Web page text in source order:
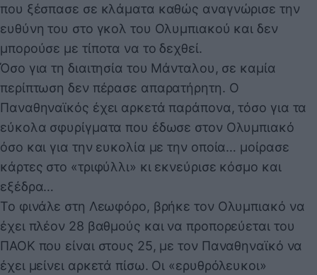
που ξέσπασε σε κλάματα καθώς αναγνώρισε την
ευθύνη του στο γκολ του Ολυμπιακού και δεν
μπορούσε με τίποτα να το δεχθεί.
Όσο για τη διαιτησία του Μάνταλου, σε καμία
περίπτωση δεν πέρασε απαρατήρητη. Ο
Παναθηναϊκός έχει αρκετά παράπονα, τόσο για τα
εύκολα σφυρίγματα που έδωσε στον Ολυμπιακό
όσο και για την ευκολία με την οποία… μοίρασε
κάρτες στο «τριφύλλι» κι εκνεύρισε κόσμο και
εξέδρα…
Το φινάλε στη Λεωφόρο, βρήκε τον Ολυμπιακό να
έχει πλέον 28 βαθμούς και να προπορεύεται του
ΠΑΟΚ που είναι στους 25, με τον Παναθηναϊκό να
έχει μείνει αρκετά πίσω. Οι «ερυθρόλευκοι»